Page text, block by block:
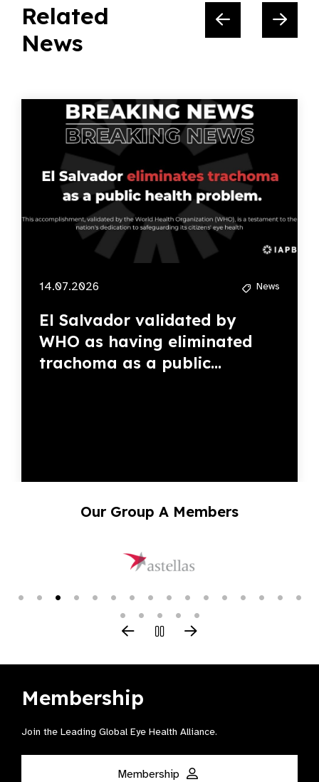
Related
News
14.07.2026 News
El Salvador validated by
WHO as having eliminated
trachoma as a public...
Our Group A Members
Membership
Join the Leading Global Eye Health Alliance​.
Membership